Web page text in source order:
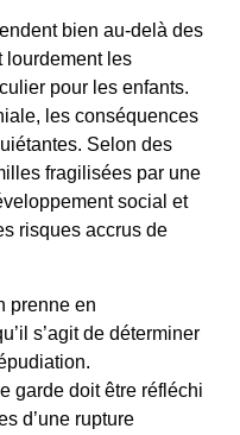
bien au-delà des
lourdement les
pour les enfants.
les conséquences
Selon des
fragilisées par une
social et
risques accrus de
prenne en
s’agit de déterminer
garde doit être réfléchi
d’une rupture